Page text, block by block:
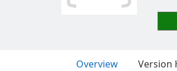
Overview Version